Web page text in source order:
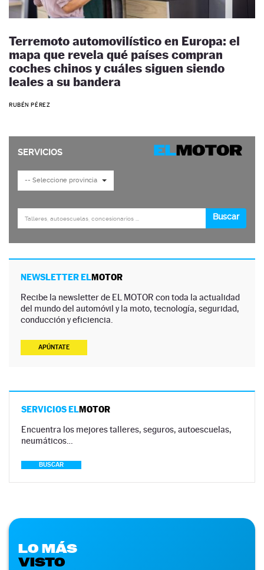
Terremoto automovilístico en Europa: el
mapa que revela qué países compran
coches chinos y cuáles siguen siendo
leales a su bandera
RUBÉN PÉREZ
NEWSLETTER ELMOTOR
Recibe la newsletter de EL MOTOR con toda la actualidad
del mundo del automóvil y la moto, tecnología, seguridad,
conducción y eficiencia.
APÚNTATE
SERVICIOS ELMOTOR
Encuentra los mejores talleres, seguros, autoescuelas,
neumáticos…
BUSCAR
LO MÁS
VISTO